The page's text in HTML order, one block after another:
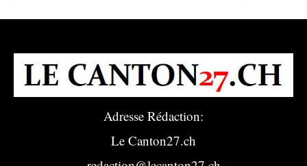
Adresse Rédaction:
Le Canton27.ch